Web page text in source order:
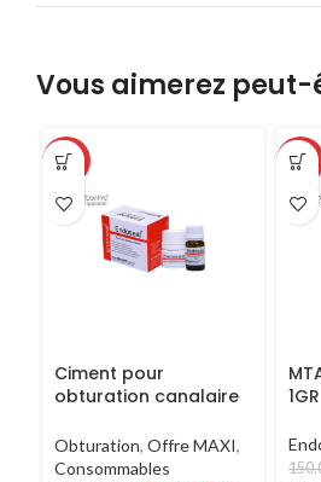
Vous aimerez
-17%
Ciment pour
obturation canalaire
Obturation, Offre MAXI,
Consommables
-17%
1GR